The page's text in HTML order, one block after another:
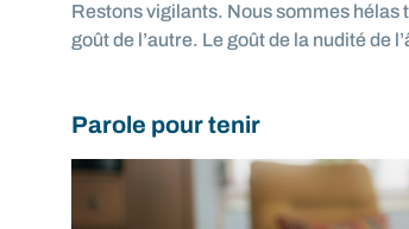
Restons vigilants. Nous sommes hélas
goût de l’autre. Le goût de la nudité de
Parole pour tenir